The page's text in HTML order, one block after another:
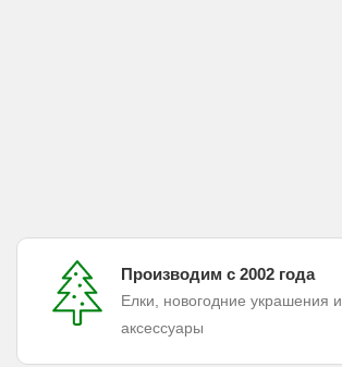
Производим с 2002 года
Елки, новогодние украшения и
аксессуары